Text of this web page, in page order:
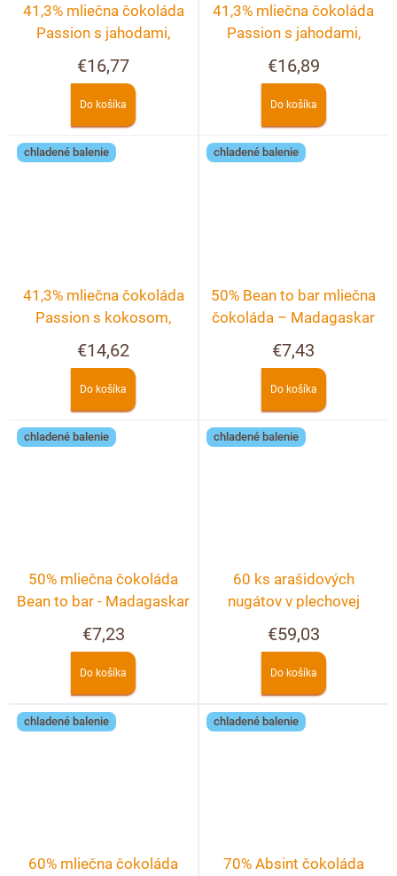
41,3% mliečna čokoláda
Passion s jahodami,
€16,77
Do košíka
41,3% mliečna čokoláda
Passion s jahodami,
ríbezľami
€16,89
Do košíka
chladené balenie
41,3% mliečna čokoláda
Passion s kokosom,
malinami
€14,62
Do košíka
chladené balenie
50% Bean to bar mliečna
čokoláda – Madagaskar
€7,43
Do košíka
chladené balenie
50% mliečna čokoláda
Bean to bar - Madagaskar
€7,23
Do košíka
chladené balenie
60 ks arašidových
nugátov v plechovej
škatuľke
€59,03
Do košíka
chladené balenie
60% mliečna čokoláda
chladené balenie
70% Absint čokoláda